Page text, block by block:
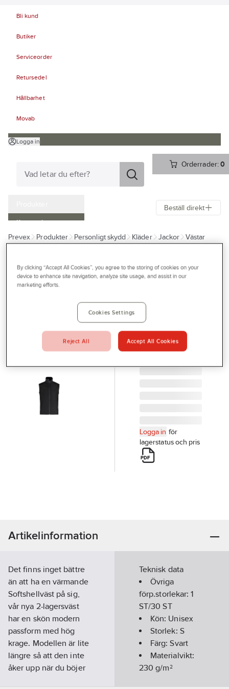
Bli kund
Butiker
Serviceorder
Retursedel
Hållbarhet
Movab
Logga in
Orderrader:0
Kampanjer
Outlet
Bli kund
Profilshop
Serviceverkstad
Beställ direkt
Prevex Produkter Personligt skydd Kläder Jackor Västar
Väst Texstar
VÄST FV79
TEXSTAR
FV79199000160
Logga in för
lagerstatus och pris
Artikelinformation
Det finns inget bättre
än att ha en värmande
Softshellväst på sig,
vår nya 2-lagersväst
har en skön modern
passform med hög
krage. Modellen är lite
längre så att den inte
åker upp när du böjer
Teknisk data
Övriga
förp.storlekar:1
ST/30 ST
Kön: Unisex
Storlek: S
Färg:Svart
Materialvikt:
230 g/m²
By clicking “Accept All Cookies”, you agree to the storing of cookies on your
device to enhance site navigation, analyze site usage, and assist in our
marketing efforts.
Cookies Settings
Reject All Accept All Cookies